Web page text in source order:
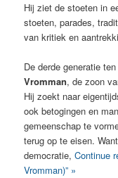
Hij ziet de stoeten in
stoeten, parades,
van kritiek en
De derde generatie
Vromman, de zoon
Hij zoekt naar
ook betogingen en
gemeenschap te
terug op te eisen.
democratie,Continue
Vromman)” »